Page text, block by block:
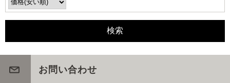
お問い合わせ